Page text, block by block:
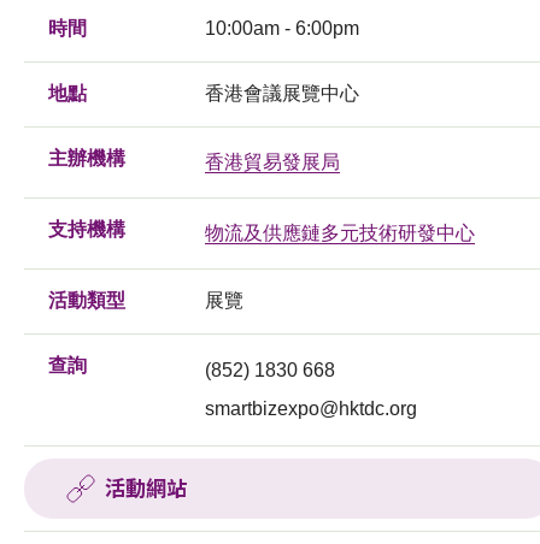
時間 10:00am - 6:00pm
地點 香港會議展覽中心
主辦機構 香港貿易發展局
支持機構 物流及供應鏈多元技術研發中心
活動類型 展覽
查詢
(852) 1830 668
smartbizexpo@hktdc.org
活動網站